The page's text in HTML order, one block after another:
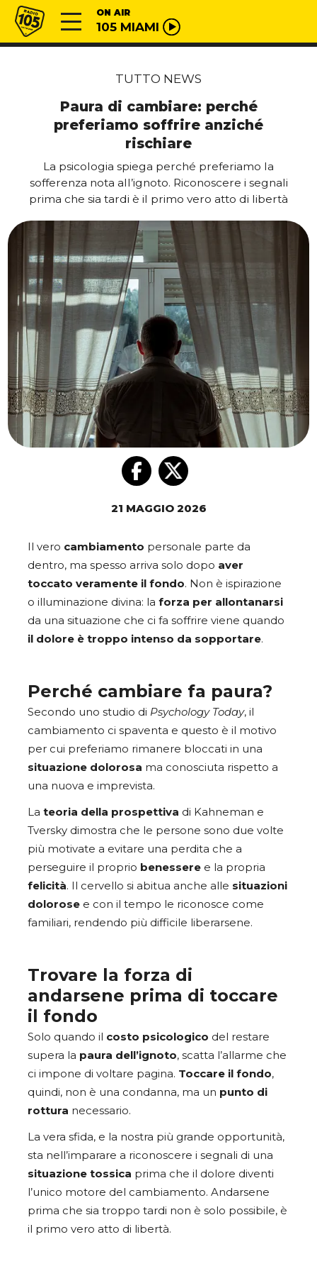
Vai al contenuto
Radio 105 ON AIR
105 MIAMI
TUTTO NEWS
Paura di cambiare: perché
preferiamo soffrire anziché
rischiare
La psicologia spiega perché preferiamo la
sofferenza nota all’ignoto. Riconoscere i segnali
prima che sia tardi è il primo vero atto di libertà
21 MAGGIO 2026
Il vero cambiamento personale parte da
dentro, ma spesso arriva solo dopo aver
toccato veramente il fondo. Non è ispirazione
o illuminazione divina: la forza per allontanarsi
da una situazione che ci fa soffrire viene quando
il dolore è troppo intenso da sopportare.
Perché cambiare fa paura?
Secondo uno studio di Psychology Today, il
cambiamento ci spaventa e questo è il motivo
per cui preferiamo rimanere bloccati in una
situazione dolorosa ma conosciuta rispetto a
una nuova e imprevista.
La teoria della prospettiva di Kahneman e
Tversky dimostra che le persone sono due volte
più motivate a evitare una perdita che a
perseguire il proprio benessere e la propria
felicità. Il cervello si abitua anche alle situazioni
dolorose e con il tempo le riconosce come
familiari, rendendo più difficile liberarsene.
Trovare la forza di
andarsene prima di toccare
il fondo
Solo quando il costo psicologico del restare
supera la paura dell’ignoto, scatta l’allarme che
ci impone di voltare pagina. Toccare il fondo,
quindi, non è una condanna, ma un punto di
rottura necessario.
La vera sfida, e la nostra più grande opportunità,
sta nell’imparare a riconoscere i segnali di una
situazione tossica prima che il dolore diventi
l’unico motore del cambiamento. Andarsene
prima che sia troppo tardi non è solo possibile, è
il primo vero atto di libertà.